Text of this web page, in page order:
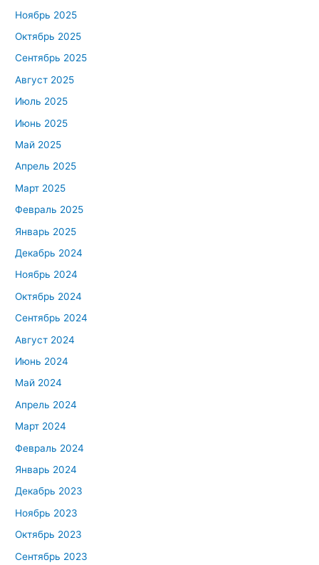
Ноябрь 2025
Октябрь 2025
Сентябрь 2025
Август 2025
Июль 2025
Июнь 2025
Май 2025
Апрель 2025
Март 2025
Февраль 2025
Январь 2025
Декабрь 2024
Ноябрь 2024
Октябрь 2024
Сентябрь 2024
Август 2024
Июнь 2024
Май 2024
Апрель 2024
Март 2024
Февраль 2024
Январь 2024
Декабрь 2023
Ноябрь 2023
Октябрь 2023
Сентябрь 2023